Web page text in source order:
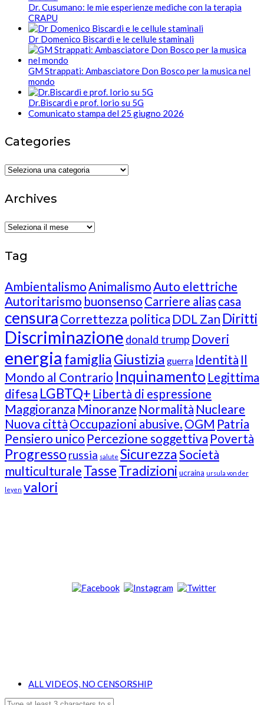
Dr. Cusumano: le mie esperienze mediche con la terapia
CRAPU
Dr Domenico Biscardi e le cellule staminali
GM Strappati: Ambasciatore Don Bosco per la musica nel
mondo
Dr.Biscardi e prof. Iorio su 5G
Comunicato stampa del 25 giugno 2026
Categories
Categories
Archives
Archives
Tag
Ambientalismo Animalismo Auto elettriche
Autoritarismo buonsenso Carriere alias casa
censura Correttezza politica DDL Zan Diritti
Discriminazione donald trump Doveri
energia famigliaGiustizia guerra Identità Il
Mondo al Contrario Inquinamento Legittima
difesa LGBTQ+ Libertà di espressione
Maggioranza Minoranze Normalità Nucleare
Nuova città Occupazioni abusive. OGM Patria
Pensiero unico Percezione soggettiva Povertà
Progresso russia salute SicurezzaSocietà
multiculturale TasseTradizioni ucraina ursula von der
leyen valori
ALL VIDEOS, NO CENSORSHIP